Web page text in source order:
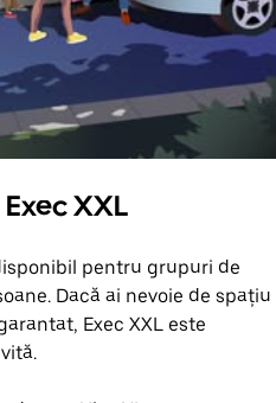
XXL
pentru grupuri de
Dacă ai nevoie de spațiu
Exec XXL este